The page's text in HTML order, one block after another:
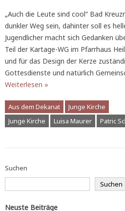
„Auch die Leute sind cool“ Bad
dunkler Weg sein, dahinter soll es
Jugendlicher macht sich Gedanken
Teil der Kartage-WG im Pfarrhaus
und für das Design der Kerze
Gottesdienste und natürlich
Weiterlesen »
Aus dem Dekanat
Junge Kirche
Junge Kirche
Luisa Maurer Patric
Suchen
Suchen
Neuste Beiträge